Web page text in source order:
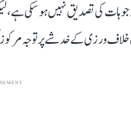
کی تصدیق نہیں ہو سکی ہے،
خلاف ورزی کے خدشے پر توجہ